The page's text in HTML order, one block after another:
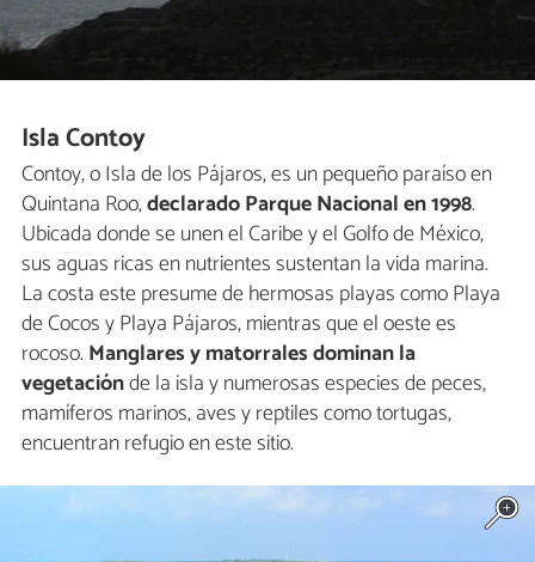
Isla Contoy
Contoy, o Isla de los Pájaros, es un pequeño paraíso en
Quintana Roo,declarado Parque Nacional en 1998.
Ubicada donde se unen el Caribe y el Golfo de México,
sus aguas ricas en nutrientes sustentan la vida marina.
La costa este presume de hermosas playas como Playa
de Cocos y Playa Pájaros, mientras que el oeste es
rocoso. Manglares y matorrales dominan la
vegetaciónde la isla y numerosas especies de peces,
mamíferos marinos, aves y reptiles como tortugas,
encuentran refugio en este sitio.